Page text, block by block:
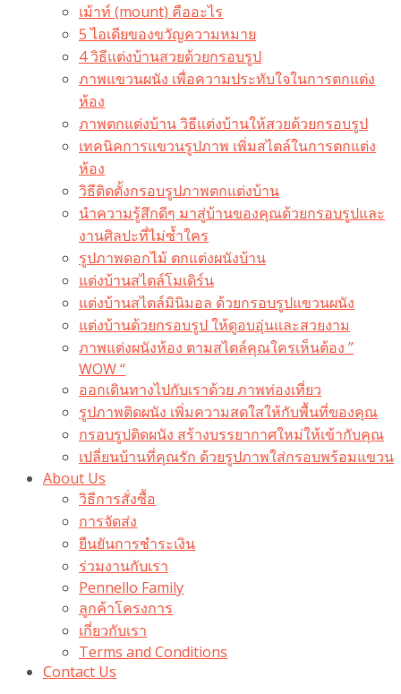
เม้าท์ (mount) คืออะไร​
5 ไอเดียของขวัญความหมาย
4 วิธีแต่งบ้านสวยด้วยกรอบรูป
ภาพแขวนผนัง เพื่อความประทับใจในการตกแต่ง
ห้อง
ภาพตกแต่งบ้าน วิธีแต่งบ้านให้สวยด้วยกรอบรูป
เทคนิคการแขวนรูปภาพ เพิ่มสไตล์ในการตกแต่ง
ห้อง
วิธีติดตั้งกรอบรูปภาพตกแต่งบ้าน
นำความรู้สึกดีๆ มาสู่บ้านของคุณด้วยกรอบรูปและ
งานศิลปะที่ไม่ซ้ำใคร
รูปภาพดอกไม้ ตกแต่งผนังบ้าน
แต่งบ้านสไตล์โมเดิร์น
แต่งบ้านสไตล์มินิมอล ด้วยกรอบรูปแขวนผนัง
แต่งบ้านด้วยกรอบรูป ให้ดูอบอุ่นและสวยงาม
ภาพแต่งผนังห้อง ตามสไตล์คุณใครเห็นต้อง ”
WOW “
ออกเดินทางไปกับเราด้วย ภาพท่องเที่ยว
รูปภาพติดผนัง เพิ่มความสดใสให้กับพื้นที่ของคุณ
กรอบรูปติดผนัง สร้างบรรยากาศใหม่ให้เข้ากับคุณ
เปลี่ยนบ้านที่คุณรัก ด้วยรูปภาพใส่กรอบพร้อมแขวน​
About Us
วิธีการสั่งซื้อ
การจัดส่ง
ยืนยันการชำระเงิน
ร่วมงานกับเรา
Pennello Family
ลูกค้าโครงการ
เกี่ยวกับเรา
Terms and Conditions
Contact Us